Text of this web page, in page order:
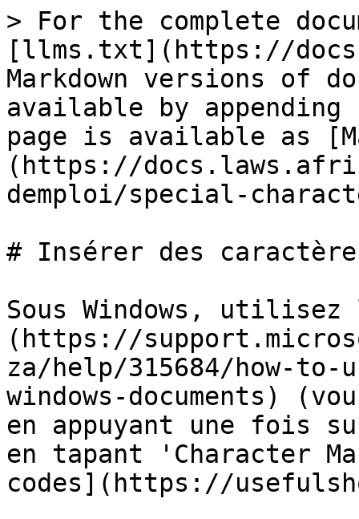
> For the complete
[llms.txt](https://
Markdown versions of
available by
page is available as
(https://
demploi/special-
# Insérer des
Sous Windows,
(https://
za/help/315684/how-
windows-documents)
en appuyant une fois
en tapant 'Character
codes](https://